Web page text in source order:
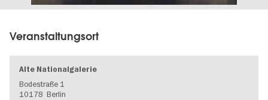
Veranstaltungsort
Alte Nationalgalerie
Bodestraße 1
10178 Berlin